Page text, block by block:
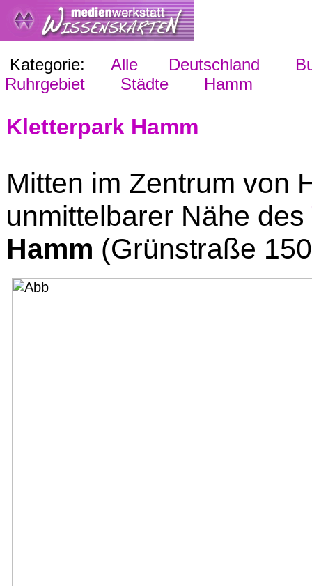
Kategorie: Alle Deutschland
Ruhrgebiet
Städte Hamm
Kletterpark Hamm
Mitten im Zentrum von
unmittelbarer Nähe des
Hamm (Grünstraße